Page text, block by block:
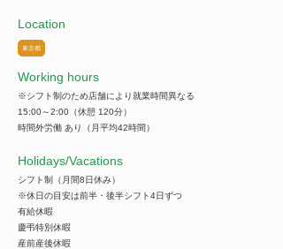
Location
東京都
Working hours
※シフト制のため店舗により就業時間異なる
15:00～2:00（休憩 120分）
時間外労働 あり（月平均42時間）
​Holidays/Vacations
シフト制（月間8日休み）
※休日の目安は前半・後半シフト4日ずつ
有給休暇
慶弔特別休暇
産前産後休暇